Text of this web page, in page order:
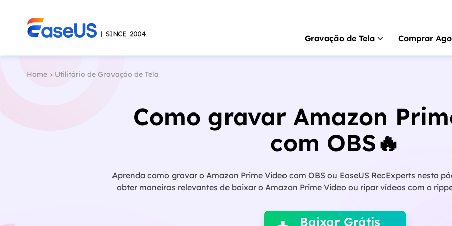
Gravação de Tela
RecExperts para
Gravador de tela
Gravador de tela
ScreenShot
Captura de tela no PC
Comprar
Home > Utilitário de Gravação de Tela
Como gravar Amazon
com OBS🔥
Aprenda como gravar o Amazon Prime Video com OBS ou EaseUS RecExperts nesta
obter maneiras relevantes de baixar o Amazon Prime Video ou ripar vídeos com o

Baixar Grátis